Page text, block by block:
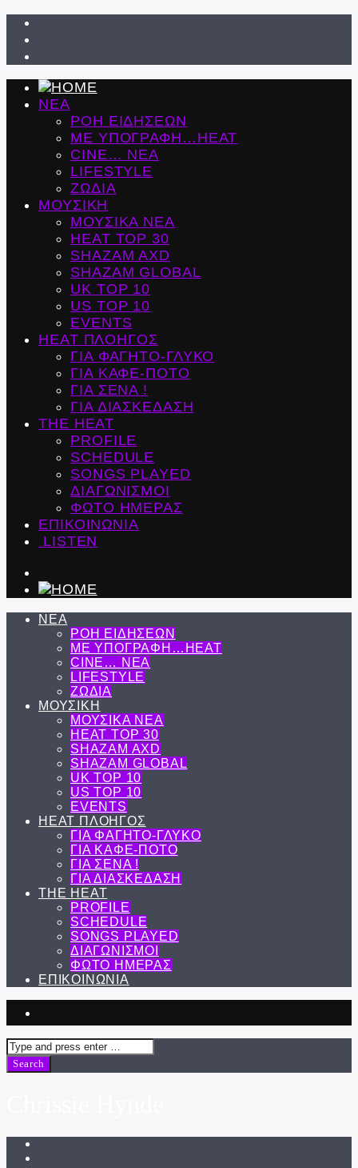
ΝΕΑ
ΡΟΗ ΕΙΔΗΣΕΩΝ
ΜΕ ΥΠΟΓΡΑΦΗ…HEAT
CINE… ΝΕΑ
LIFESTYLE
ΖΩΔΙΑ
ΜΟΥΣΙΚΗ
ΜΟΥΣΙΚΑ ΝΕΑ
HEAT TOP 30
SHAZAM AXD
SHAZAM GLOBAL
UK TOP 10
US TOP 10
EVENTS
ΗΕΑΤ ΠΛΟΗΓΟΣ
ΓΙΑ ΦΑΓΗΤΟ-ΓΛΥΚΟ
ΓΙΑ ΚΑΦΕ-ΠΟΤΟ
ΓΙΑ ΣΕΝΑ !
ΓΙΑ ΔΙΑΣΚΕΔΑΣΗ
THE HEAT
PROFILE
SCHEDULE
SONGS PLAYED
ΔΙΑΓΩΝΙΣΜΟΙ
ΦΩΤΟ ΗΜΕΡΑΣ
ΕΠΙΚΟΙΝΩΝΙΑ
LISTEN
ΝΕΑ
ΡΟΗ ΕΙΔΗΣΕΩΝ
ΜΕ ΥΠΟΓΡΑΦΗ…HEAT
CINE… ΝΕΑ
LIFESTYLE
ΖΩΔΙΑ
ΜΟΥΣΙΚΗ
ΜΟΥΣΙΚΑ ΝΕΑ
HEAT TOP 30
SHAZAM AXD
SHAZAM GLOBAL
UK TOP 10
US TOP 10
EVENTS
ΗΕΑΤ ΠΛΟΗΓΟΣ
ΓΙΑ ΦΑΓΗΤΟ-ΓΛΥΚΟ
ΓΙΑ ΚΑΦΕ-ΠΟΤΟ
ΓΙΑ ΣΕΝΑ !
ΓΙΑ ΔΙΑΣΚΕΔΑΣΗ
THE HEAT
PROFILE
SCHEDULE
SONGS PLAYED
ΔΙΑΓΩΝΙΣΜΟΙ
ΦΩΤΟ ΗΜΕΡΑΣ
ΕΠΙΚΟΙΝΩΝΙΑ